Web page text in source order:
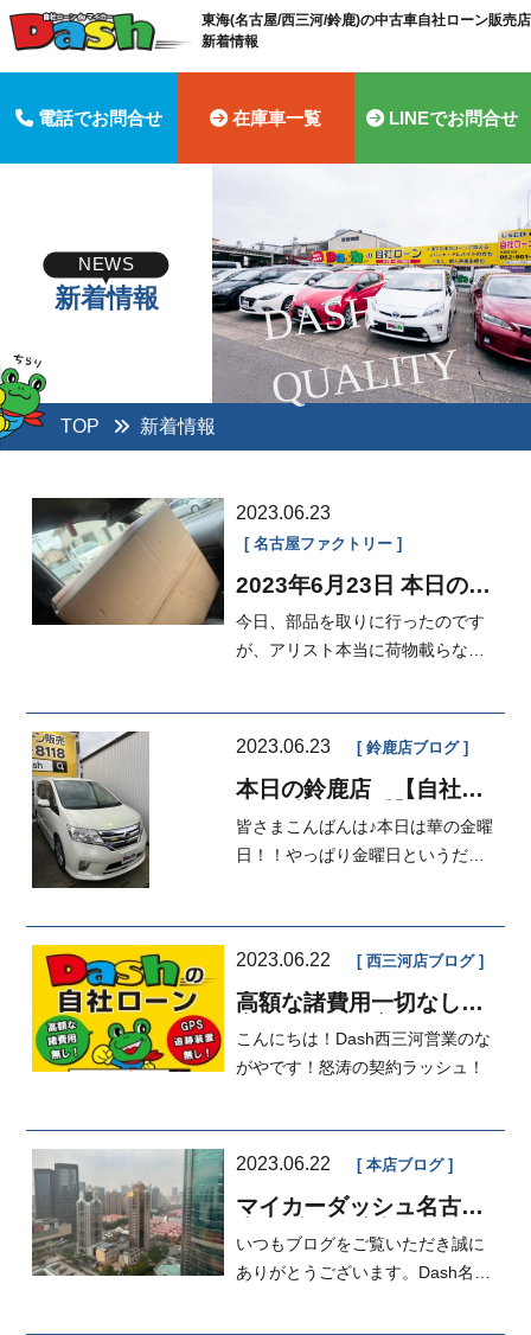
東海(名古屋/西三河/鈴鹿)の中古車自社ローン販売
新着情報
電話でお問合せ 在庫車一覧 LINEでお問合せ
D
A
S
H
Q
U
A
LI
T
Y
NEWS
新着情報
TOP 新着情報
2023.06.23
名古屋ファクトリー
2023年6月23日 本日の
FACTORY エアコン修理
今日、部品を取りに行ったのです
が、アリスト本当に荷物載らなさ
2023.06.23 鈴鹿店ブログ
本日の鈴鹿店 【自社ロ
割、車検分割
皆さまこんばんは♪本日は華の金曜
日！！やっぱり金曜日というだけ
2023.06.22 西三河店ブログ
高額な諸費用一切なし！
安心と信頼の実績！比較
すれば選ばれない理由も
無し！自信の自社ローン
こんにちは！Dash西三河営業のな
がやです！怒涛の契約ラッシュ！
2023.06.22 本店ブログ
マイカーダッシュ名古屋
いつもブログをご覧いただき誠に
ありがとうございます。Dash名古